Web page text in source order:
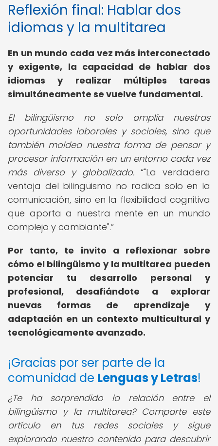
Reflexión final: Hablar dos
idiomas y la multitarea
En un mundo cada vez más interconectado
y exigente, la capacidad de hablar dos
idiomas y realizar múltiples tareas
simultáneamente se vuelve fundamental.
El bilingüismo no solo amplía nuestras
oportunidades laborales y sociales, sino que
también moldea nuestra forma de pensar y
procesar información en un entorno cada vez
más diverso y globalizado.
"La verdadera
ventaja del bilingüismo no radica solo en la
comunicación, sino en la flexibilidad cognitiva
que aporta a nuestra mente en un mundo
complejo y cambiante".
Por tanto, te invito a reflexionar sobre
cómo el bilingüismo y la multitarea pueden
potenciar tu desarrollo personal y
profesional, desafiándote a explorar
nuevas formas de aprendizaje y
adaptación en un contexto multicultural y
tecnológicamente avanzado.
¡Gracias por ser parte de la
comunidad de Lenguas y Letras!
¿Te ha sorprendido la relación entre el
bilingüismo y la multitarea? Comparte este
artículo en tus redes sociales y sigue
explorando nuestro contenido para descubrir